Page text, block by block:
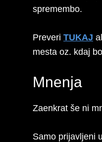
spremembo.
Preveri TUKAJ
mesta oz. kdaj
Mnenja
Zaenkrat še ni
Samo prijavljeni